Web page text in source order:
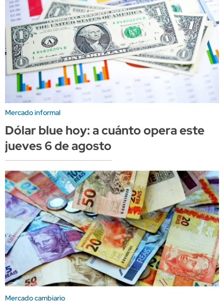
Mercado informal
Dólar blue hoy: a cuánto opera este
jueves 6 de agosto
Mercado cambiario